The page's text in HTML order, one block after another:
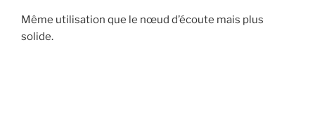
Même utilisation que le nœud d’écoute mais plus
solide.